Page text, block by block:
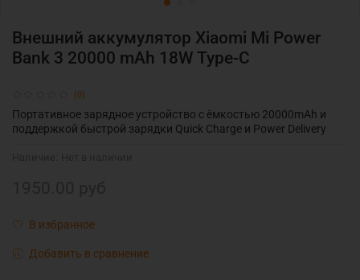
(0)
Внешний аккумулятор Xiaomi Mi Power
Bank 3 20000 mAh 18W Type-C
В избранное
Добавить в сравнение
Портативное зарядное устройство с ёмкостью 20000mAh и
поддержкой быстрой зарядки Quick Charge и Power Delivery